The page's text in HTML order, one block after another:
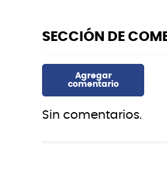
Sin comentarios.